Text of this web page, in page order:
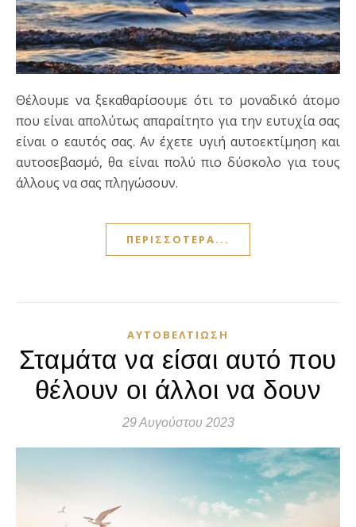
Θέλουμε να ξεκαθαρίσουμε ότι το μοναδικό άτομο
που είναι απολύτως απαραίτητο για την ευτυχία σας
είναι ο εαυτός σας. Αν έχετε υγιή αυτοεκτίμηση και
αυτοσεβασμό, θα είναι πολύ πιο δύσκολο για τους
άλλους να σας πληγώσουν.
ΠΕΡΙΣΣΌΤΕΡΑ...
ΑΥΤΟΒΕΛΤΊΩΣΗ
Σταμάτα να είσαι αυτό που
θέλουν οι άλλοι να δουν
29 Αυγούστου 2023